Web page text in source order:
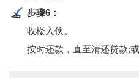
步骤6：
收楼入伙。
按时还款，直至清还贷款;